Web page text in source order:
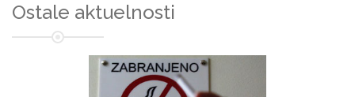
Ostale aktuelnosti